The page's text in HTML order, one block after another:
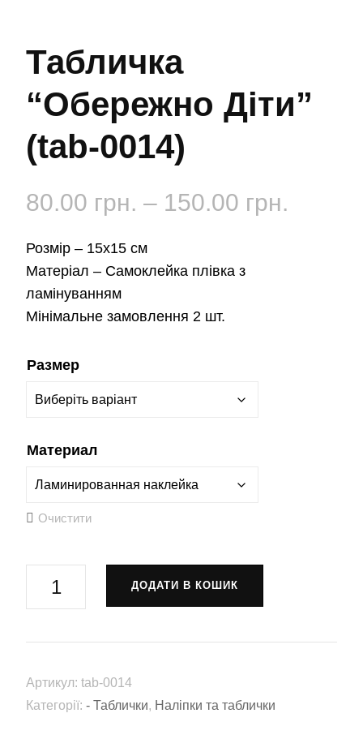
Табличка
“Обережно Діти”
(tab-0014)
80.00 грн. – 150.00 грн.
Розмір – 15х15 см
Матеріал – Самоклейка плівка з
ламінуванням
Мінімальне замовлення 2 шт.
Размер
Материал
Очистити
"Обережно
(tab-
кількість
ДОДАТИ В КОШИК
Артикул: tab-0014
Категорії: - Таблички, Наліпки та таблички